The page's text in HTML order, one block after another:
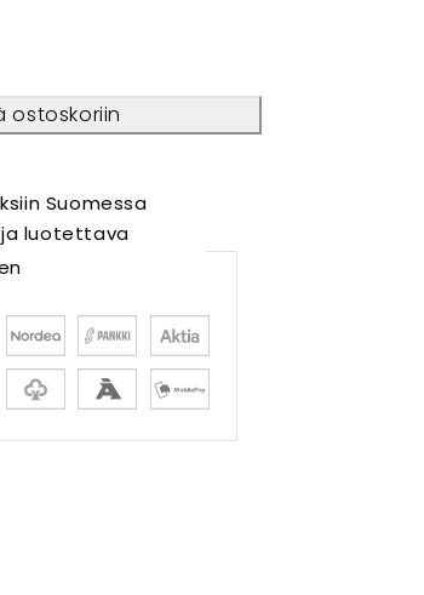
ostoskoriin
Suomessa
ja luotettava